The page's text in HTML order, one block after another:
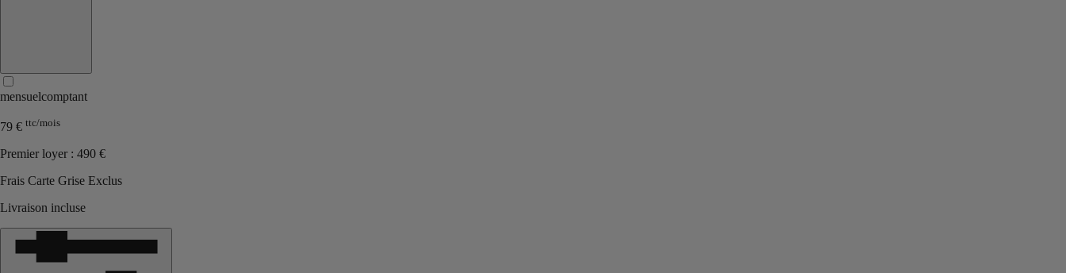
mensuelcomptant
79 € ttc/mois
Premier loyer : 490 €
Frais Carte Grise Exclus
Livraison incluse